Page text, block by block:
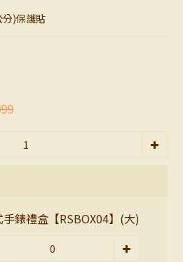
)保護貼
錶禮盒【RSBOX04】(大)